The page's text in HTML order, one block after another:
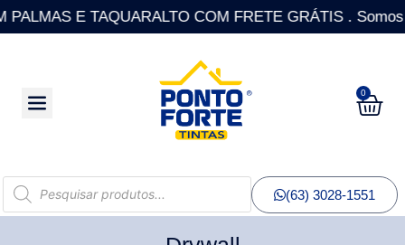
PALMAS E TAQUARALTO COM FRETE GRÁTIS .
0
(63) 3028-1551